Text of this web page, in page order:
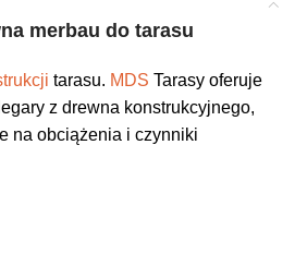
merbau do tarasu
tarasu. MDS Tarasy oferuje
z drewna konstrukcyjnego,
na obciążenia i czynniki